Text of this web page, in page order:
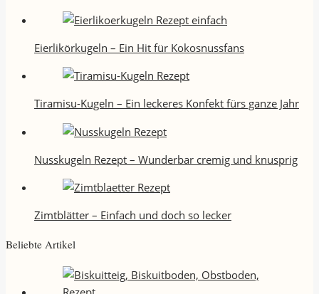
Eierlikörkugeln – Ein Hit für Kokosnussfans
Tiramisu-Kugeln – Ein leckeres Konfekt fürs ganze Jahr
Nusskugeln Rezept – Wunderbar cremig und knusprig
Zimtblätter – Einfach und doch so lecker
Beliebte Artikel